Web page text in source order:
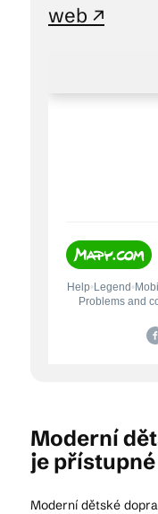
web ↗
Moderní
je
Moderní dětské